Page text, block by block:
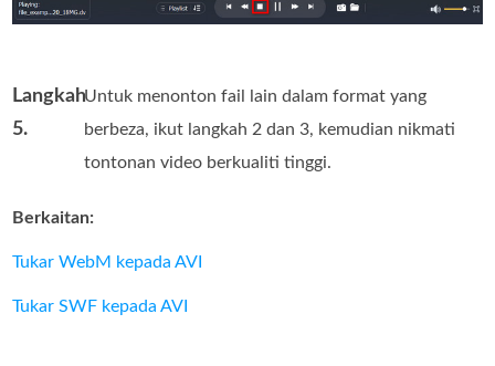
Langkah
5.
Untuk menonton fail lain dalam format yang
berbeza, ikut langkah 2 dan 3, kemudian nikmati
tontonan video berkualiti tinggi.
Berkaitan:
Tukar WebM kepada AVI
Tukar SWF kepada AVI